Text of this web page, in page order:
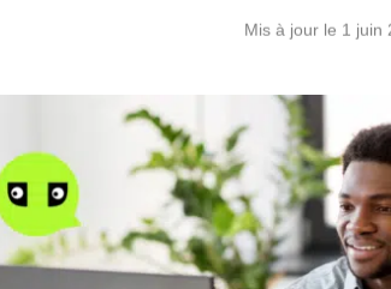
Mis à jour le 1 juin